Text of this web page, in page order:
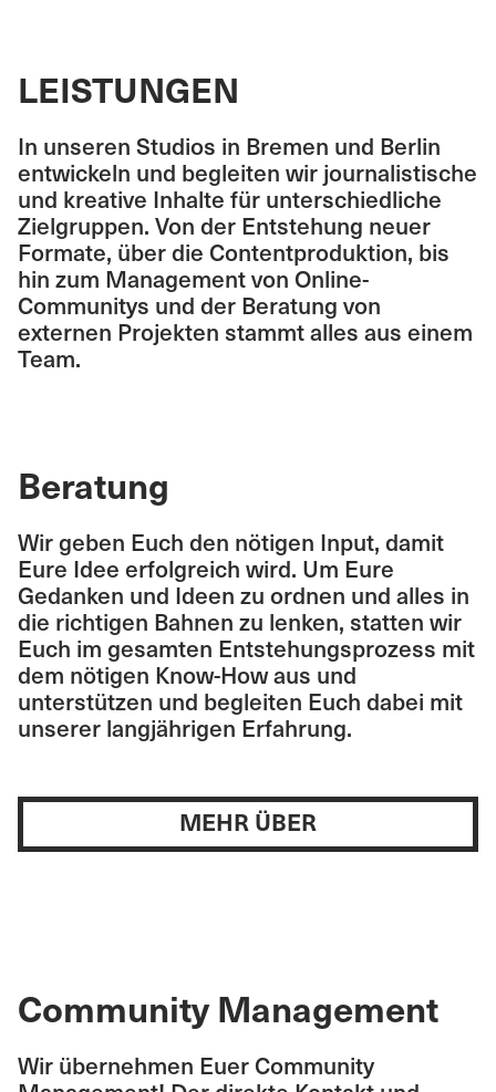
LEISTUNGEN
In unseren Studios in Bremen und Berlin
entwickeln und begleiten wir journalistische
und kreative Inhalte für unterschiedliche
Zielgruppen. Von der Entstehung neuer
Formate, über die Contentproduktion, bis
hin zum Management von Online-
Communitys und der Beratung von
externen Projekten stammt alles aus einem
Team.
Beratung
Wir geben Euch den nötigen Input, damit
Eure Idee erfolgreich wird. Um Eure
Gedanken und Ideen zu ordnen und alles in
die richtigen Bahnen zu lenken, statten wir
Euch im gesamten Entstehungsprozess mit
dem nötigen Know-How aus und
unterstützen und begleiten Euch dabei mit
unserer langjährigen Erfahrung.
MEHR ÜBER
Community Management
Wir übernehmen Euer Community